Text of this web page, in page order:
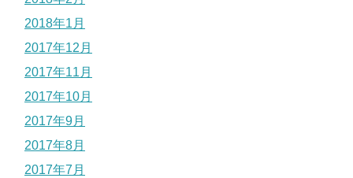
2018年1月
2017年12月
2017年11月
2017年10月
2017年9月
2017年8月
2017年7月